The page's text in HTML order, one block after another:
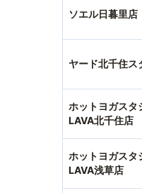
ソエル日暮里店
ヤード北千住ス
ホットヨガスタ
LAVA北千住店
ホットヨガスタ
LAVA浅草店